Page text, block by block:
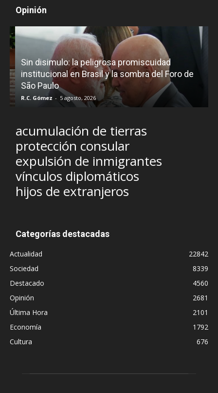
Opinión
Sin disimulo: la peligrosa promiscuidad
institucional en Brasil y la sombra del Foro de
São Paulo
R.C. Gómez - 5 agosto, 2026
acumulación de tierras
protección consular
expulsión de inmigrantes
vínculos diplomáticos
hijos de extranjeros
Categorías destacadas
Actualidad
22842
Sociedad
8339
Destacado
4560
Opinión
2681
Última Hora
2101
Economía
1792
Cultura
676